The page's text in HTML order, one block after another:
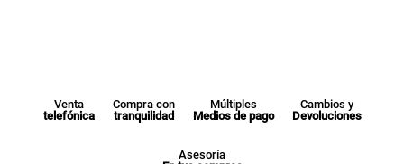
Venta
telefónica
Compra con
tranquilidad
Múltiples
Medios de pago
Cambios y
Devoluciones
Asesoría